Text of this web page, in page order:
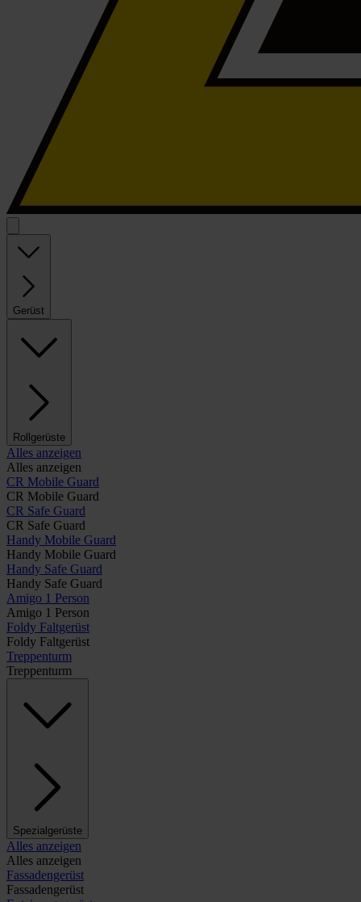
Gerüst
Rollgerüste
Alles anzeigen
Alles anzeigen
CR Mobile Guard
CR Mobile Guard
CR Safe Guard
CR Safe Guard
Handy Mobile Guard
Handy Mobile Guard
Handy Safe Guard
Handy Safe Guard
Amigo 1 Person
Amigo 1 Person
Foldy Faltgerüst
Foldy Faltgerüst
Treppenturm
Treppenturm
Spezialgerüste
Alles anzeigen
Alles anzeigen
Fassadengerüst
Fassadengerüst